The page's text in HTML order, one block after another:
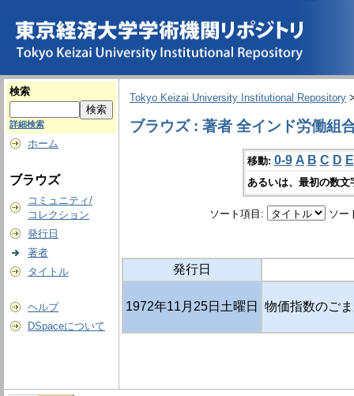
検索
詳細検索
ホーム
ブラウズ
コミュニティ/
コレクション
発行日
著者
タイトル
ヘルプ
DSpaceについて
Tokyo Keizai University Institutional Repository
ブラウズ : 著者 全インド労働組
移動: 0-9 A B C D E
あるいは、最初の数
ソート項目: ソー
発行日
1972年11月25日土曜日 物価指数のご